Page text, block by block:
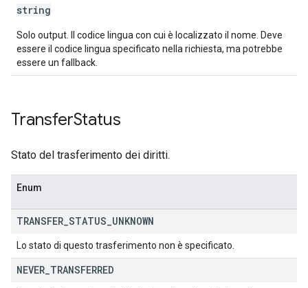
string
Solo output. Il codice lingua con cui è localizzato il nome. Deve
essere il codice lingua specificato nella richiesta, ma potrebbe
essere un fallback.
TransferStatus
Stato del trasferimento dei diritti.
Enum
TRANSFER STATUS UNKNOWN
Lo stato di questo trasferimento non è specificato.
NEVER TRANSFERRED